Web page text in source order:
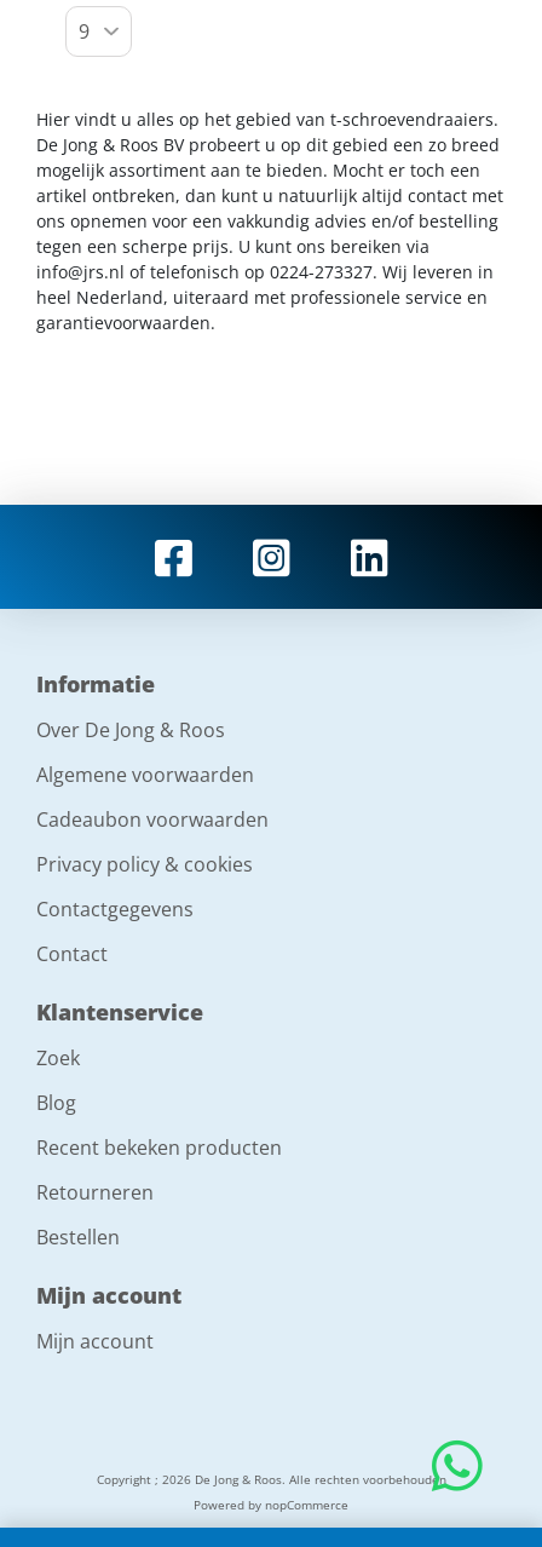
Hier vindt u alles op het gebied van t-schroevendraaiers.
De Jong & Roos BV probeert u op dit gebied een zo breed
mogelijk assortiment aan te bieden. Mocht er toch een
artikel ontbreken, dan kunt u natuurlijk altijd contact met
ons opnemen voor een vakkundig advies en/of bestelling
tegen een scherpe prijs. U kunt ons bereiken via
info@jrs.nl of telefonisch op 0224-273327. Wij leveren in
heel Nederland, uiteraard met professionele service en
garantievoorwaarden.
Informatie
Over De Jong & Roos
Algemene voorwaarden
Cadeaubon voorwaarden
Privacy policy & cookies
Contactgegevens
Contact
Klantenservice
Zoek
Blog
Recent bekeken producten
Retourneren
Bestellen
Mijn account
Mijn account
Copyright ; 2026 De Jong & Roos. Alle rechten voorbehouden
Powered by nopCommerce